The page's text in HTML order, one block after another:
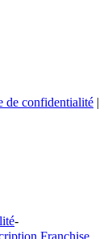
de confidentialité |
-
Franchise